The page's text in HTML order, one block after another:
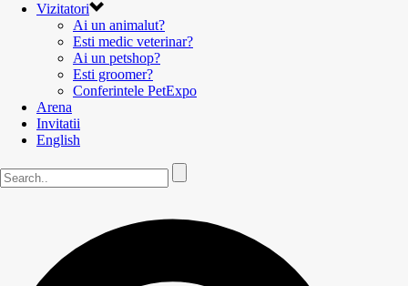
Vizitatori
Ai un animalut?
Esti medic veterinar?
Ai un petshop?
Esti groomer?
Conferintele PetExpo
Arena
Invitatii
English